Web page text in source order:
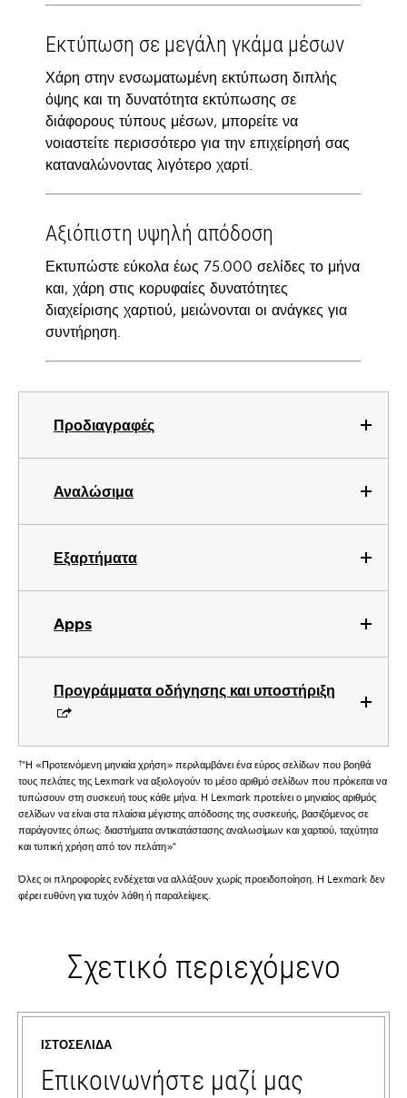
Προδιαγραφές
Αναλώσιμα
Εξαρτήματα
Apps
Προγράμματα οδήγησης και υποστήριξη
Εκτύπωση σε μεγάλη γκάμα μέσων
Χάρη στην ενσωματωμένη εκτύπωση διπλής
όψης και τη δυνατότητα εκτύπωσης σε
διάφορους τύπους μέσων, μπορείτε να
νοιαστείτε περισσότερο για την επιχείρησή σας
καταναλώνοντας λιγότερο χαρτί.
Αξιόπιστη υψηλή απόδοση
Εκτυπώστε εύκολα έως 75.000 σελίδες το μήνα
και, χάρη στις κορυφαίες δυνατότητες
διαχείρισης χαρτιού, μειώνονται οι ανάγκες για
συντήρηση.
†"Η «Προτεινόμενη μηνιαία χρήση» περιλαμβάνει ένα εύρος σελίδων που βοηθά
τους πελάτες της Lexmark να αξιολογούν το μέσο αριθμό σελίδων που πρόκειται να
τυπώσουν στη συσκευή τους κάθε μήνα. Η Lexmark προτείνει ο μηνιαίος αριθμός
σελίδων να είναι στα πλαίσια μέγιστης απόδοσης της συσκευής, βασιζόμενος σε
παράγοντες όπως: διαστήματα αντικατάστασης αναλωσίμων και χαρτιού, ταχύτητα
και τυπική χρήση από τον πελάτη»"
Όλες οι πληροφορίες ενδέχεται να αλλάξουν χωρίς προειδοποίηση. Η Lexmark δεν
φέρει ευθύνη για τυχόν λάθη ή παραλείψεις.
Σχετικό περιεχόμενο
ΙΣΤΟΣΕΛΊΔΑ
Επικοινωνήστε μαζί μας